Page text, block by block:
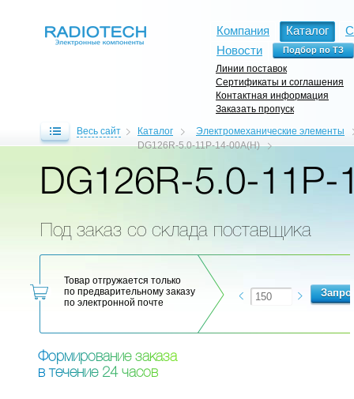
Компания Каталог
Новости
Линии поставок
Сертификаты и соглашения
Контактная информация
Заказать пропуск
Весь сайт Каталог
Электромеханические элементы
DG126R-5.0-11P-14-00A(H)
DG126R-5.0-11P-
Под заказ со склада поставщика
Товар отгружается только
по предварительному заказу
по электронной почте
Формирование заказа
в течение 24 часов